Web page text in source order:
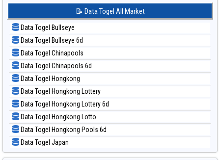
📊 Statistik Sydney Lotto
📊 Statistik Sydney Pools 6d
📊 Statistik Taipei
📊 Statistik Taiwan
📝 Pola Dasar Kuda Lari
📝 Pola Dasar Magnum Cambodia
📝 Pola Dasar Nagoya
📝 Pola Dasar North Carolina Day
📝 Pola Dasar Pcso
📝 Pola Dasar Sao Paulo
📝 Pola Dasar Singapore
📝 Pola Dasar Sydney
📝 Pola Dasar Sydney Lottery
📝 Pola Dasar Sydney Lottery 6d
📝 Pola Dasar Sydney Lotto
📝 Data Togel All Market
Data Togel Bullseye
Data Togel Bullseye 6d
Data Togel Chinapools
Data Togel Chinapools 6d
Data Togel Hongkong
Data Togel Hongkong Lottery
Data Togel Hongkong Lottery 6d
Data Togel Hongkong Lotto
Data Togel Hongkong Pools 6d
Data Togel Japan
Data Togel Japan 6d